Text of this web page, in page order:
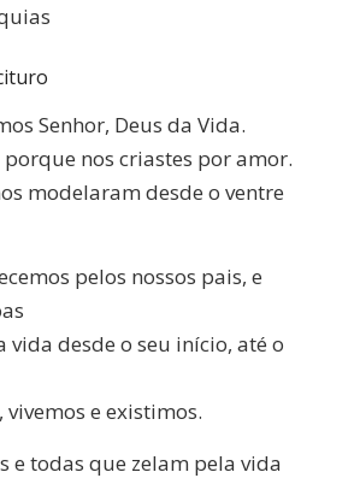
Senhor, Deus da Vida.
nos criastes por amor.
modelaram desde o ventre
pelos nossos pais, e
desde o seu início, até o
vivemos e existimos.
e todas que zelam pela vida